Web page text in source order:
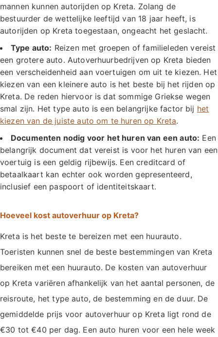
mannen kunnen autorijden op Kreta. Zolang de
bestuurder de wettelijke leeftijd van 18 jaar heeft, is
autorijden op Kreta toegestaan, ongeacht het geslacht.
Type auto: Reizen met groepen of familieleden vereist
een grotere auto. Autoverhuurbedrijven op Kreta bieden
een verscheidenheid aan voertuigen om uit te kiezen. Het
kiezen van een kleinere auto is het beste bij het rijden op
Kreta. De reden hiervoor is dat sommige Griekse wegen
smal zijn. Het type auto is een belangrijke factor bij het
kiezen van de juiste auto om te huren op Kreta.
Documenten nodig voor het huren van een auto: Een
belangrijk document dat vereist is voor het huren van een
voertuig is een geldig rijbewijs. Een creditcard of
betaalkaart kan echter ook worden gepresenteerd,
inclusief een paspoort of identiteitskaart.
Hoeveel kost autoverhuur op Kreta?
Kreta is het beste te bereizen met een huurauto.
Toeristen kunnen snel de beste bestemmingen van Kreta
bereiken met een huurauto. De kosten van autoverhuur
op Kreta variëren afhankelijk van het aantal personen, de
reisroute, het type auto, de bestemming en de duur. De
gemiddelde prijs voor autoverhuur op Kreta ligt rond de
€30 tot €40 per dag. Een auto huren voor een hele week